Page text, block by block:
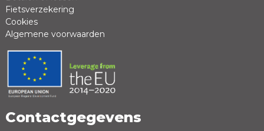
Positieve punten
Fietsverzekering
Cookies
Algemene voorwaarden
Contactgegevens